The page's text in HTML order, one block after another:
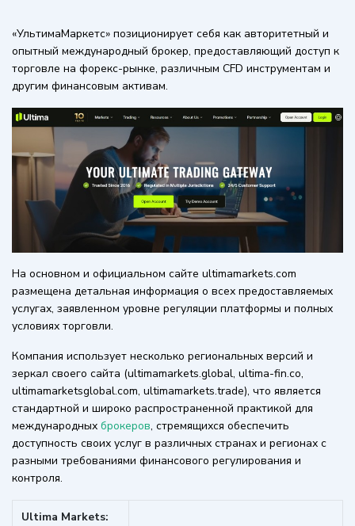
«УльтимаМаркетс» позиционирует себя как авторитетный и
опытный международный брокер, предоставляющий доступ к
торговле на форекс-рынке, различным CFD инструментам и
другим финансовым активам.
На основном и официальном сайте ultimamarkets.com
размещена детальная информация о всех предоставляемых
услугах, заявленном уровне регуляции платформы и полных
условиях торговли.
Компания использует несколько региональных версий и
зеркал своего сайта (ultimamarkets.global, ultima-fin.co,
ultimamarketsglobal.com, ultimamarkets.trade), что является
стандартной и широко распространенной практикой для
международных брокеров, стремящихся обеспечить
доступность своих услуг в различных странах и регионах с
разными требованиями финансового регулирования и
контроля.
Ultima Markets: